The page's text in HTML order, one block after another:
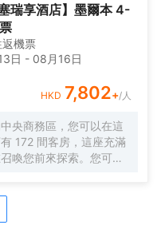
服務。 您可以去Fifth
在房間裏，享受酒店的
吧/酒廊，點一杯喜歡的
提供收費的自助式早
務、24 小時前台服務和
室，可用來舉辦活動。
智能電視；您定能在旅
絡，方便您與朋友保持
。浴室提供淋浴設施、
括電話，以及保險箱和
瑞享酒店】墨爾本 4-
機票
日 - 08月16日
HKD 7,802+/人
央商務區，您可以在這
172 間客房，這座充滿
喚您前來探索。您可以